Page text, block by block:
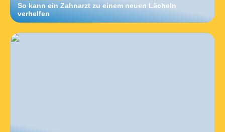
So kann ein Zahnarzt zu einem neuen Lächeln
verhelfen